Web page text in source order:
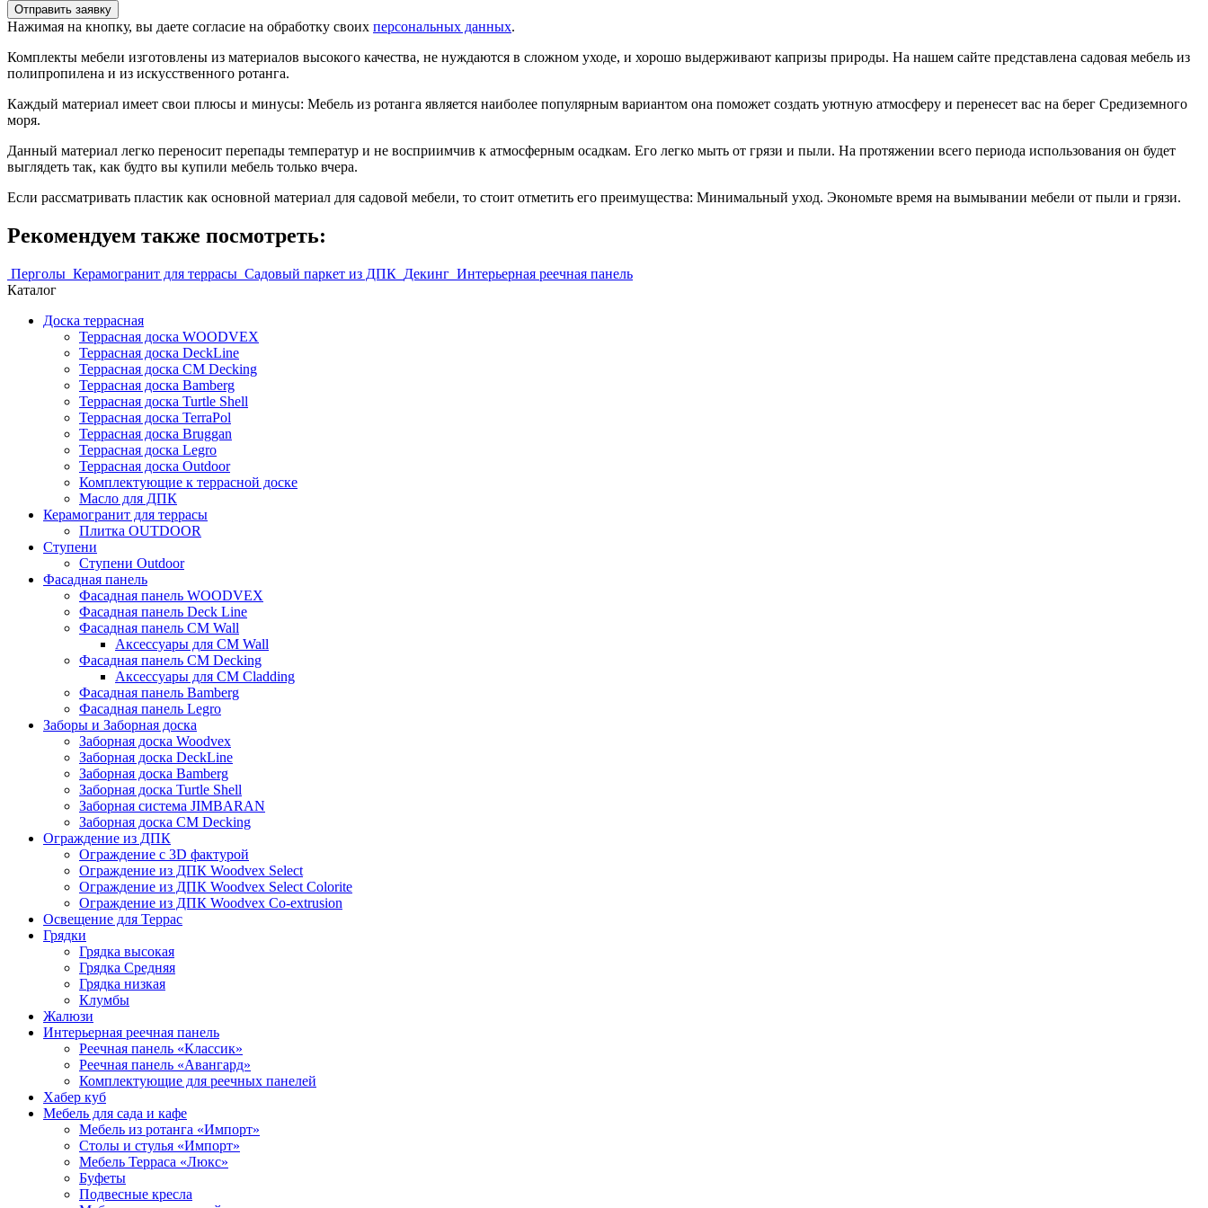
Нажимая на кнопку, вы даете согласие на обработку своих персональных данных.
Комплекты мебели изготовлены из материалов высокого качества, не нуждаются в сложном уходе, и хорошо выдерживают капризы природы. На нашем сайте представлена садовая мебель из
полипропилена и из искусственного ротанга.
Каждый материал имеет свои плюсы и минусы: Мебель из ротанга является наиболее популярным вариантом она поможет создать уютную атмосферу и перенесет вас на берег Средиземного
моря.
Данный материал легко переносит перепады температур и не восприимчив к атмосферным осадкам. Его легко мыть от грязи и пыли. На протяжении всего периода использования он будет
выглядеть так, как будто вы купили мебель только вчера.
Если рассматривать пластик как основной материал для садовой мебели, то стоит отметить его преимущества: Минимальный уход. Экономьте время на вымывании мебели от пыли и грязи.
Рекомендуем также посмотреть:
Перголы Керамогранит для террасы Садовый паркет из ДПК Декинг Интерьерная реечная панель
Каталог
Доска террасная
Террасная доска WOODVEX
Террасная доска DeckLine
Террасная доска CM Decking
Террасная доска Bamberg
Террасная доска Turtle Shell
Террасная доска TerraPol
Террасная доска Bruggan
Террасная доска Legro
Террасная доска Outdoor
Комплектующие к террасной доске
Масло для ДПК
Керамогранит для террасы
Плитка OUTDOOR
Ступени
Ступени Outdoor
Фасадная панель
Фасадная панель WOODVEX
Фасадная панель Deck Line
Фасадная панель CM Wall
Аксессуары для CM Wall
Фасадная панель CM Decking
Аксессуары для CM Cladding
Фасадная панель Bamberg
Фасадная панель Legro
Заборы и Заборная доска
Заборная доска Woodvex
Заборная доска DeckLine
Заборная доска Bamberg
Заборная доска Turtle Shell
Заборная система JIMBARAN
Заборная доска CM Decking
Ограждение из ДПК
Ограждение с 3D фактурой
Ограждение из ДПК Woodvex Select
Ограждение из ДПК Woodvex Select Colorite
Ограждение из ДПК Woodvex Co-extrusion
Освещение для Террас
Грядки
Грядка высокая
Грядка Средняя
Грядка низкая
Клумбы
Жалюзи
Интерьерная реечная панель
Реечная панель «Классик»
Реечная панель «Авангард»
Комплектующие для реечных панелей
Хабер куб
Мебель для сада и кафе
Мебель из ротанга «Импорт»
Столы и стулья «Импорт»
Мебель Терраса «Люкс»
Буфеты
Подвесные кресла